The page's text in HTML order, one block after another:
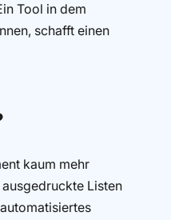
Tool in dem
schafft einen
kaum mehr
Listen